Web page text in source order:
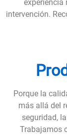
experiencia
intervención.
Porque la
más allá del
seguridad,
Trabajamos